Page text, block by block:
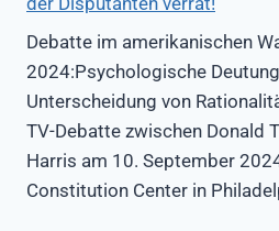
Debatte im amerikanischen
2024:Psychologische
Unterscheidung von
TV-Debatte zwischen Donald
Harris am 10. September
Constitution Center in